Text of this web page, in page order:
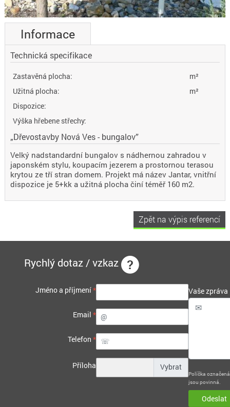
Informace
Technická specifikace
Zastavěná plocha:
m²
Užitná plocha:
m²
Dispozice:
Výška hřebene střechy:
„Dřevostavby Nová Ves - bungalov”
Velký nadstandardní bungalov s nádhernou zahradou v
japonském stylu, koupacím jezerem a prostornou terasou
krytou ze tří stran domem. Projekt má název Jantar, vnitřní
dispozice je 5+kk a užitná plocha činí téměř 160 m2.
Zpět na výpis referencí
Rychlý dotaz / vzkaz
Jméno a příjmení*
Email *
Telefon *
Příloha
Vaše zpráva
Políčka
jsou povinná.
Odeslat